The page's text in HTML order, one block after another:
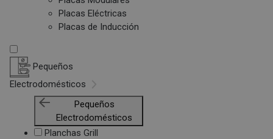
Placas Eléctricas
Placas de Inducción
Pequeños
Electrodomésticos
Pequeños
Electrodomésticos
Planchas Grill